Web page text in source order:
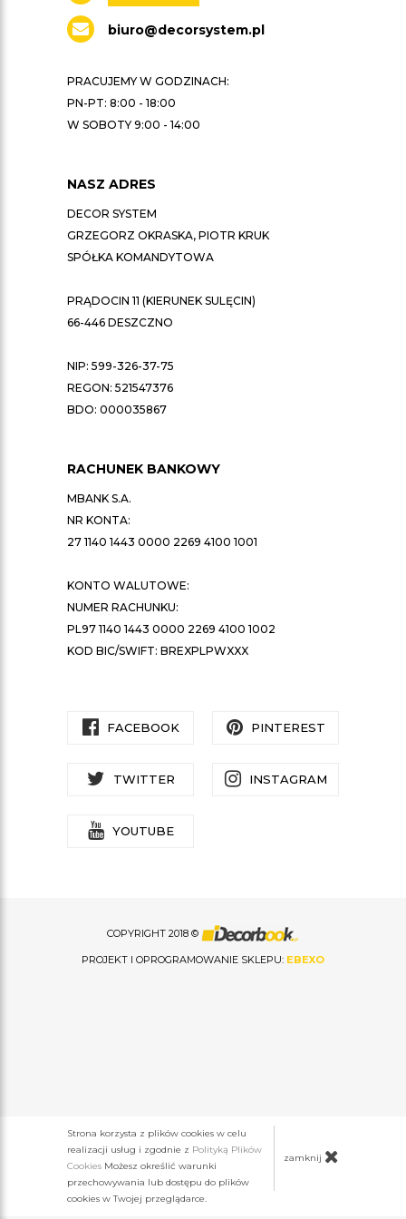
biuro@decorsystem.pl
PRACUJEMY W GODZINACH:
PN-PT: 8:00 - 18:00
W SOBOTY 9:00 - 14:00
NASZ ADRES
DECOR SYSTEM
GRZEGORZ OKRASKA, PIOTR KRUK
SPÓŁKA KOMANDYTOWA
PRĄDOCIN 11 (KIERUNEK SULĘCIN)
66-446 DESZCZNO
NIP: 599-326-37-75
REGON: 521547376
BDO: 000035867
RACHUNEK BANKOWY
MBANK S.A.
NR KONTA:
27 1140 1443 0000 2269 4100 1001
KONTO WALUTOWE:
NUMER RACHUNKU:
PL97 1140 1443 0000 2269 4100 1002
KOD BIC/SWIFT: BREXPLPWXXX
FACEBOOK PINTEREST
TWITTER INSTAGRAM
YOUTUBE
COPYRIGHT 2018 ©
PROJEKT I OPROGRAMOWANIE SKLEPU: EBEXO
Strona korzysta z plików cookies w celu
realizacji usług i zgodnie z Polityką Plików
Cookies Możesz określić warunki
przechowywania lub dostępu do plików
cookies w Twojej przeglądarce.
zamknij